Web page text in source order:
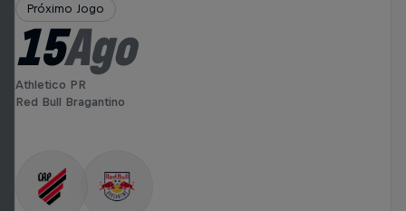
Próximo Jogo
15Ago
Athletico PR
Red Bull Bragantino